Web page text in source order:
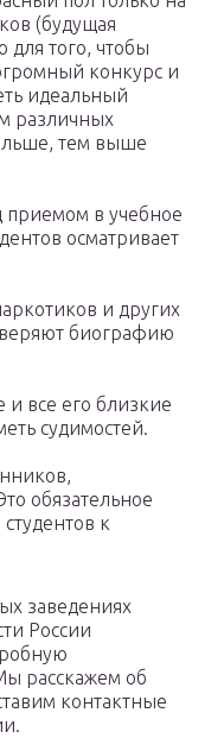
(будущая
для того, чтобы
конкурс и
идеальный
различных
тем выше
приемом в учебное
осматривает
и других
биографию
и все его близкие
судимостей.
обязательное
к
заведениях
России
расскажем об
контактные